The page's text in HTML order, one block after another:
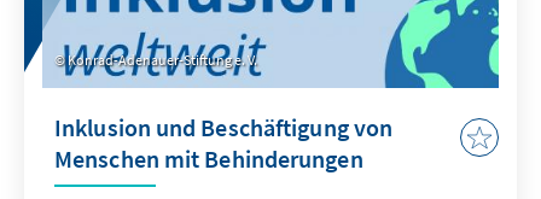
Konrad-Adenauer-Stiftung e. V.
Inklusion und Beschäftigung von
Menschen mit Behinderungen